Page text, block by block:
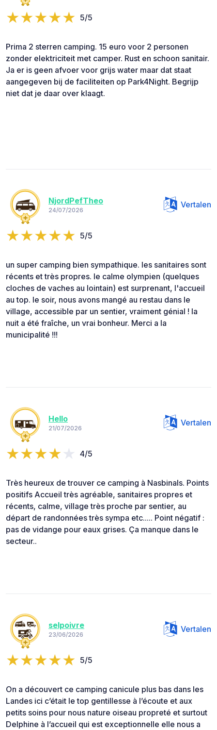
5/5
Prima 2 sterren camping. 15 euro voor 2 personen
zonder elektriciteit met camper. Rust en schoon sanitair.
Ja er is geen afvoer voor grijs water maar dat staat
aangegeven bij de faciliteiten op Park4Night. Begrijp
niet dat je daar over klaagt.
NjordPefTheo
24/07/2026
Vertalen
5/5
un super camping bien sympathique. les sanitaires sont
récents et très propres. le calme olympien (quelques
cloches de vaches au lointain) est surprenant, l'accueil
au top. le soir, nous avons mangé au restau dans le
village, accessible par un sentier, vraiment génial ! la
nuit a été fraîche, un vrai bonheur. Merci a la
municipalité !!!
Hello
21/07/2026
Vertalen
4/5
Très heureux de trouver ce camping à Nasbinals. Points
positifs Accueil très agréable, sanitaires propres et
récents, calme, village très proche par sentier, au
départ de randonnées très sympa etc..... Point négatif :
pas de vidange pour eaux grises. Ça manque dans le
secteur..
selpoivre
23/06/2026
Vertalen
5/5
On a découvert ce camping canicule plus bas dans les
Landes ici c’était le top gentillesse à l’écoute et aux
petits soins pour nous nature oiseau propreté et surtout
Delphine à l’accueil qui est exceptionnelle elle nous a